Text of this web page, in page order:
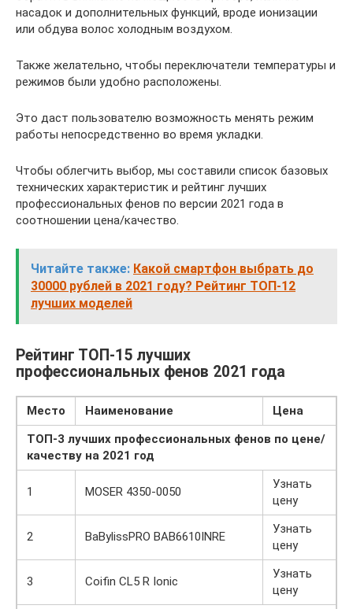
насадок и дополнительных функций, вроде ионизации
или обдува волос холодным воздухом.
Также желательно, чтобы переключатели температуры и
режимов были удобно расположены.
Это даст пользователю возможность менять режим
работы непосредственно во время укладки.
Чтобы облегчить выбор, мы составили список базовых
технических характеристик и рейтинг лучших
профессиональных фенов по версии 2021 года в
соотношении цена/качество.
Читайте также: Какой смартфон выбрать до
30000 рублей в 2021 году? Рейтинг ТОП-12
лучших моделей
Рейтинг ТОП-15 лучших
профессиональных фенов 2021 года
Место Наименование
Цена
ТОП-3 лучших профессиональных фенов по цене/
качеству на 2021 год
1 MOSER 4350-0050
Узнать
цену
2 BaBylissPRO BAB6610INRE
Узнать
цену
3 Coifin CL5 R Ionic
Узнать
цену